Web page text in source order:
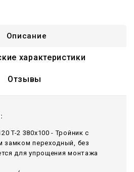
Описание
характеристики
Отзывы
T-2 380x100 - Тройник c
замком переходный, без
для упрощения монтажа